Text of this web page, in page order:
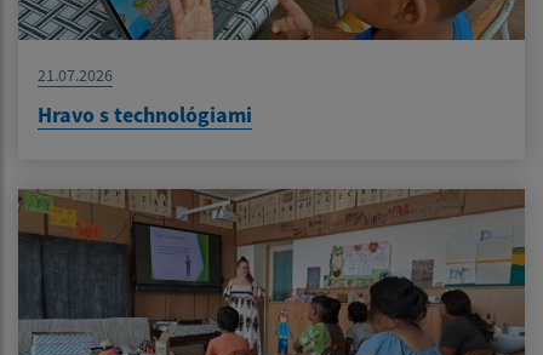
21.07.2026
Hravo s technológiami